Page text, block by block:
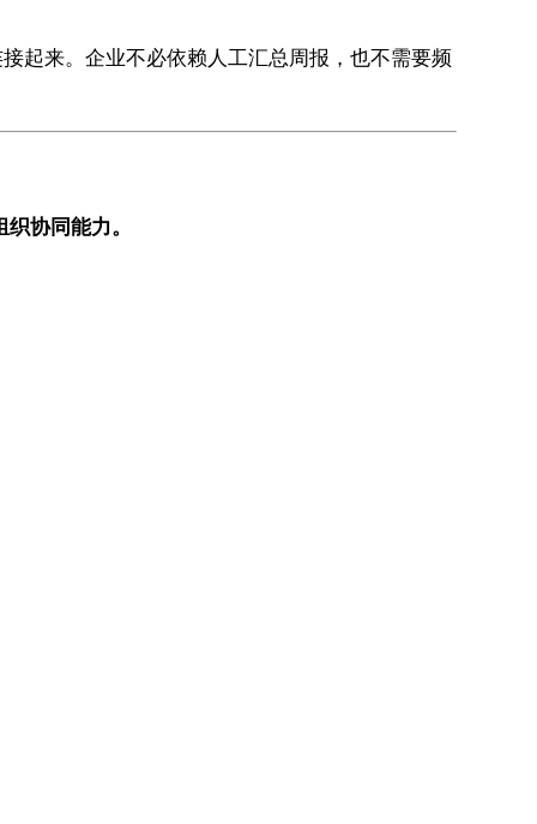
起来。企业不必依赖人工汇总周报，也不需要频
协同能力。